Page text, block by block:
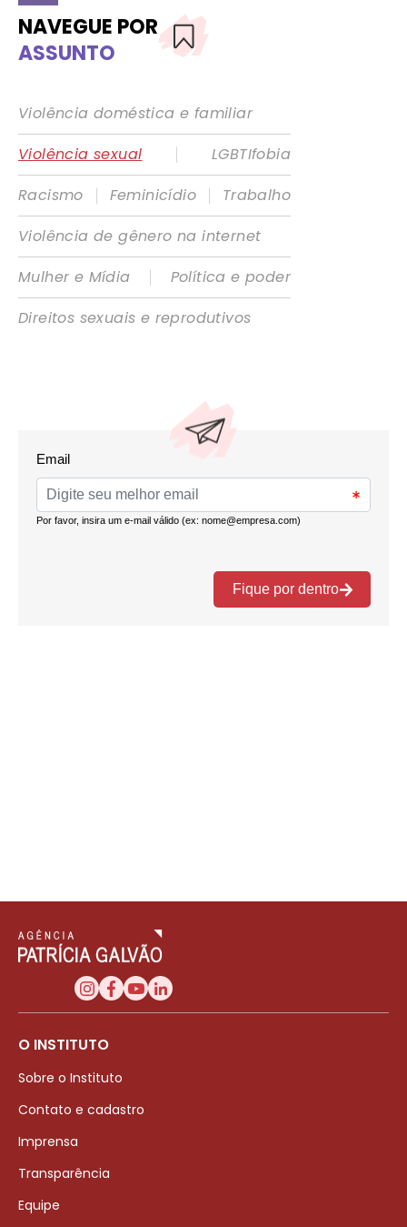
NAVEGUE POR
ASSUNTO
Violência doméstica e familiar
Violência sexual
|
LGBTIfobia
Racismo
| Feminicídio |
Trabalho
Violência de gênero na internet
Mulher e Mídia
|
Política e poder
Direitos sexuais e reprodutivos
O INSTITUTO
Sobre o Instituto
Contato e cadastro
Imprensa
Transparência
Equipe